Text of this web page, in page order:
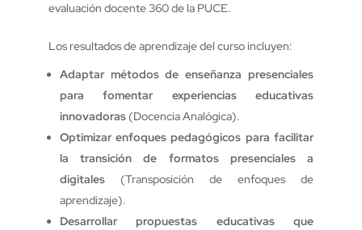
evaluación docente 360 de la PUCE.
Los resultados de aprendizaje del curso incluyen:
Adaptar métodos de enseñanza presenciales
para fomentar experiencias educativas
innovadoras(Docencia Analógica).
Optimizar enfoques pedagógicos para facilitar
la transición de formatos presenciales a
digitales(Transposición de enfoques de
aprendizaje).
Desarrollar propuestas educativas que